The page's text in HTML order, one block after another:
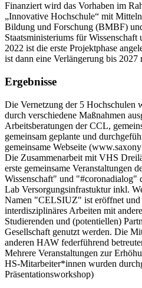
Finanziert wird das Vorhaben im
„Innovative Hochschule“ mit
Bildung und Forschung (BMBF)
Staatsministeriums für
2022 ist die erste Projektphase
ist dann eine Verlängerung bis 2027
Ergebnisse
Die Vernetzung der 5 Hochschulen
durch verschiedene Maßnahmen
Arbeitsberatungen der CCL,
gemeinsam geplante und
gemeinsame Webseite
Die Zusammenarbeit mit VHS
erste gemeinsame
Wissenschaft" und "#coronadialog"
Lab Versorgungsinfrastuktur inkl.
Namen "CELSIUZ" ist eröffnet und
interdisziplinäres Arbeiten mit
Studierenden und (potentiellen)
Gesellschaft genutzt werden. Die
anderen HAW federführend
Mehrere Veranstaltungen zur
HS-Mitarbeiter*innen wurden
Präsentationsworkshop)